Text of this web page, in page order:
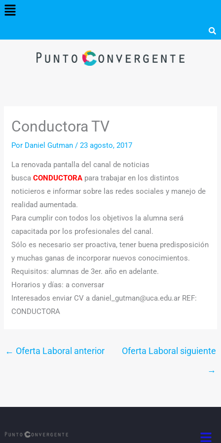
Menú
Conductora TV
Por Daniel Gutman/23 agosto, 2017
La renovada pantalla del canal de noticias
buscaCONDUCTORA para trabajar en los distintos
noticieros e informar sobre las redes sociales y manejo de
realidad aumentada.
Para cumplir con todos los objetivos la alumna será
capacitada por los profesionales del canal.
Sólo es necesario ser proactiva, tener buena predisposición
y muchas ganas de incorporar nuevos conocimientos.
Requisitos: alumnas de 3er. año en adelante.
Horarios y días: a conversar
Interesados enviar CV a daniel_gutman@uca.edu.ar REF:
CONDUCTORA
← Oferta Laboral anterior
Oferta Laboral siguiente
→